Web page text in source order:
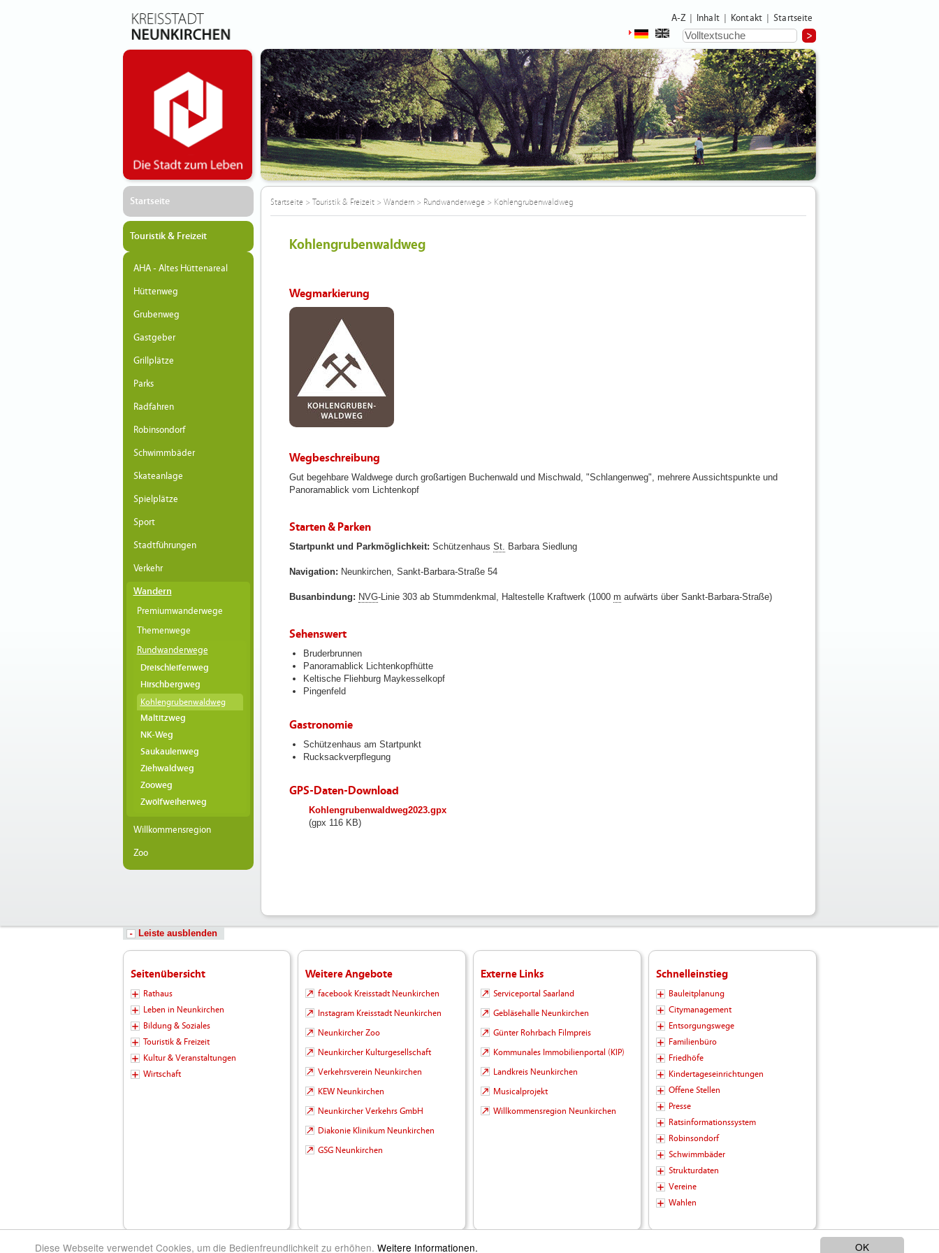
OK
Diese Webseite verwendet Cookies, um die Bedienfreundlichkeit zu erhöhen. Weitere Informationen.
A-Z Inhalt Kontakt Startseite
Startseite
Touristik & Freizeit
AHA - Altes Hüttenareal
Hüttenweg
Grubenweg
Gastgeber
Grillplätze
Parks
Radfahren
Robinsondorf
Schwimmbäder
Skateanlage
Spielplätze
Sport
Stadtführungen
Verkehr
Wandern
Premiumwanderwege
Themenwege
Rundwanderwege
Dreischleifenweg
Hirschbergweg
Kohlengrubenwaldweg
Maltitzweg
NK-Weg
Saukaulenweg
Ziehwaldweg
Zooweg
Zwölfweiherweg
Willkommensregion
Zoo
Startseite> Touristik & Freizeit> Wandern> Rundwanderwege> Kohlengrubenwaldweg
Kohlengrubenwaldweg
Wegmarkierung
Wegbeschreibung
Gut begehbare Waldwege durch großartigen Buchenwald und Mischwald, "Schlangenweg", mehrere Aussichtspunkte und
Panoramablick vom Lichtenkopf
Starten & Parken
Startpunkt und Parkmöglichkeit: Schützenhaus St. Barbara Siedlung
Navigation: Neunkirchen, Sankt-Barbara-Straße 54
Busanbindung: NVG-Linie 303 ab Stummdenkmal, Haltestelle Kraftwerk (1000 m aufwärts über Sankt-Barbara-Straße)
Sehenswert
Bruderbrunnen
Panoramablick Lichtenkopfhütte
Keltische Fliehburg Maykesselkopf
Pingenfeld
Gastronomie
Schützenhaus am Startpunkt
Rucksackverpflegung
GPS-Daten-Download
fileadmin/user_upload/neunkirchen/10_Dateien-
Hochladen/102_Dateien-
Kohlengrubenwaldweg2023.gpx
(gpx 116 KB)
Leiste ausblenden
Seitenübersicht
Rathaus
Leben in Neunkirchen
Bildung & Soziales
Touristik & Freizeit
Kultur & Veranstaltungen
Wirtschaft
Weitere Angebote
facebook Kreisstadt Neunkirchen
Instagram Kreisstadt Neunkirchen
Neunkircher Zoo
Neunkircher Kulturgesellschaft
Verkehrsverein Neunkirchen
KEW Neunkirchen
Neunkircher Verkehrs GmbH
Diakonie Klinikum Neunkirchen
GSG Neunkirchen
Externe Links
Serviceportal Saarland
Gebläsehalle Neunkirchen
Günter Rohrbach Filmpreis
Kommunales Immobilienportal (KIP)
Landkreis Neunkirchen
Musicalprojekt
Willkommensregion Neunkirchen
Schnelleinstieg
Bauleitplanung
Citymanagement
Entsorgungswege
Familienbüro
Friedhöfe
Kindertageseinrichtungen
Offene Stellen
Presse
Ratsinformationssystem
Robinsondorf
Schwimmbäder
Strukturdaten
Vereine
Wahlen
© 2026 Kreisstadt Neunkirchen - Die Stadt zum Leben |Kontakt|Impressum|Datenschutz